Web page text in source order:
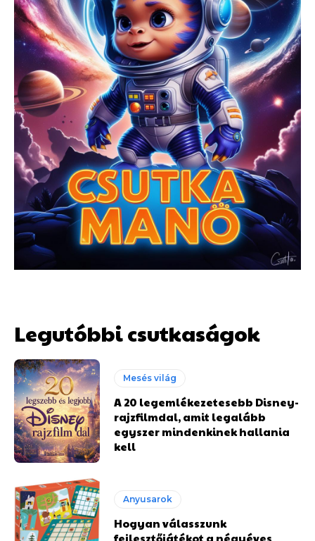
Legutóbbi csutkaságok
Mesés világ
A 20 legemlékezetesebb Disney-
rajzfilmdal, amit legalább
egyszer mindenkinek hallania
kell
Anyusarok
Hogyan válasszunk
fejlesztőjátékot a négyéves